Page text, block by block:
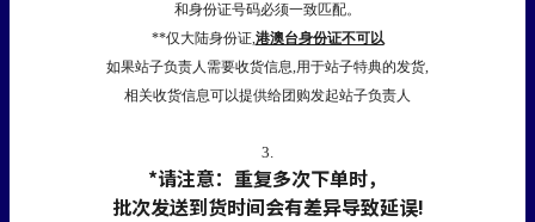
和身份证号码必须一致匹配。
**仅大陆身份证,港澳台身份证不可以
如果站子负责人需要收货信息,用于站子特典的发货,
相关收货信息可以提供给团购发起站子负责人
3.
*请注意：重复多次下单时，
批次发送到货时间会有差异导致延误!